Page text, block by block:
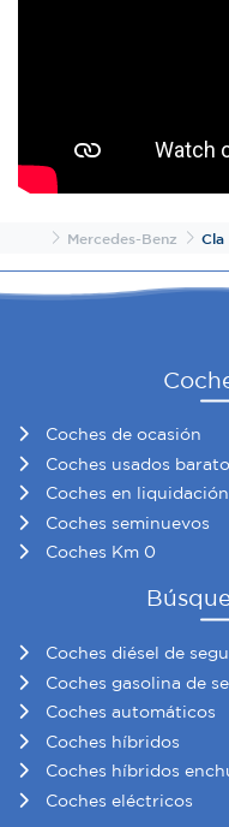
InicioMercedes-Benz Cla
Coches de ocasión
Coches usados
Coches en liquidación
Coches seminuevos
Coches Km 0
Coches diésel de
Coches gasolina de
Coches automáticos
Coches híbridos
Coches híbridos
Coches eléctricos